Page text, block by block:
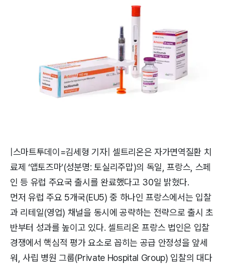
|스마트투데이=김세형 기자| 셀트리온은 자가면역질환 치
료제 ‘앱토즈마’(성분명: 토실리주맙)의 독일, 프랑스, 스페
인 등 유럽 주요국 출시를 완료했다고 30일 밝혔다.
먼저 유럽 주요 5개국(EU5) 중 하나인 프랑스에서는 입찰
과 리테일(영업) 채널을 동시에 공략하는 전략으로 출시 초
반부터 성과를 높이고 있다. 셀트리온 프랑스 법인은 입찰
경쟁에서 핵심적 평가 요소로 꼽히는 공급 안정성을 앞세
워, 사립 병원 그룹(Private Hospital Group) 입찰의 대다